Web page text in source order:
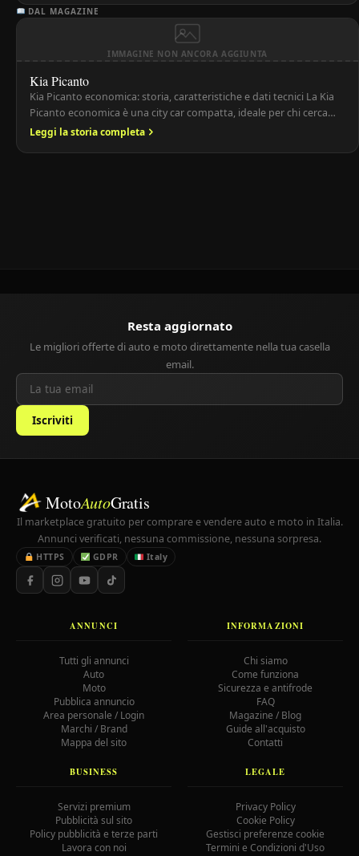
DAL MAGAZINE
IMMAGINE NON ANCORA AGGIUNTA
Kia Picanto
Kia Picanto economica: storia, caratteristiche e dati tecnici La Kia
Picanto economica è una city car compatta, ideale per chi cerca
un’auto economica, maneggevole e facile da parcheggiare. Con
Leggi la storia completa
Resta aggiornato
Le migliori offerte di auto e moto direttamente nella tua casella
email.
Iscriviti
MotoAutoGratis
Il marketplace gratuito per comprare e vendere auto e moto in Italia.
Annunci verificati, nessuna commissione, nessuna sorpresa.
HTTPS GDPR Italy
ANNUNCI
Tutti gli annunci
Auto
Moto
Pubblica annuncio
Area personale / Login
Marchi / Brand
Mappa del sito
INFORMAZIONI
Chi siamo
Come funziona
Sicurezza e antifrode
FAQ
Magazine / Blog
Guide all'acquisto
Contatti
BUSINESS
Servizi premium
Pubblicità sul sito
Policy pubblicità e terze parti
Lavora con noi
LEGALE
Privacy Policy
Cookie Policy
Gestisci preferenze cookie
Termini e Condizioni d'Uso